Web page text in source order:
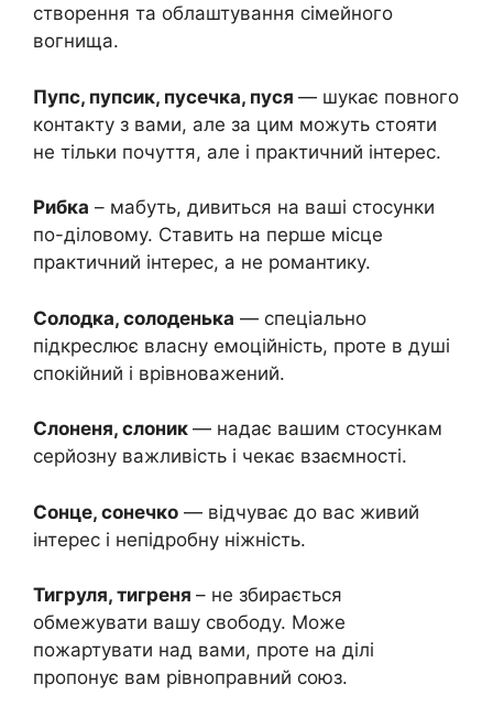
створення та облаштування сімейного
вогнища.
Пупс, пупсик, пусечка, пуся — шукає повного
контакту з вами, але за цим можуть стояти
не тільки почуття, але і практичний інтерес.
Рибка – мабуть, дивиться на ваші стосунки
по-діловому. Ставить на перше місце
практичний інтерес, а не романтику.
Солодка, солоденька — спеціально
підкреслює власну емоційність, проте в душі
спокійний і врівноважений.
Слоненя, слоник — надає вашим стосункам
серйозну важливість і чекає взаємності.
Сонце, сонечко — відчуває до вас живий
інтерес і непідробну ніжність.
Тигруля, тигреня – не збирається
обмежувати вашу свободу. Може
пожартувати над вами, проте на ділі
пропонує вам рівноправний союз.